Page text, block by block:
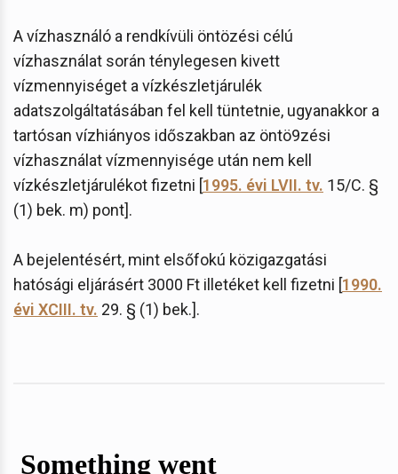
A vízhasználó a rendkívüli öntözési célú
vízhasználat során ténylegesen kivett
vízmennyiséget a vízkészletjárulék
adatszolgáltatásában fel kell tüntetnie, ugyanakkor a
tartósan vízhiányos időszakban az öntö9zési
vízhasználat vízmennyisége után nem kell
vízkészletjárulékot fizetni [1995. évi LVII. tv. 15/C. §
(1) bek. m) pont].
A bejelentésért, mint elsőfokú közigazgatási
hatósági eljárásért 3000 Ft illetéket kell fizetni [1990.
évi XCIII. tv. 29. § (1) bek.].